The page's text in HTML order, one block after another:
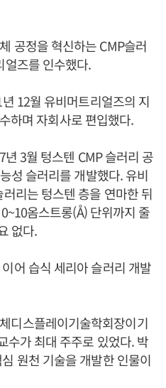
공정을 혁신하는 CMP슬러
얼즈를 인수했다.
12월 유비머트리얼즈의 지
하며 자회사로 편입했다.
3월 텅스텐 CMP 슬러리 공
성 슬러리를 개발했다. 유비
리는 텅스텐 층을 연마한 뒤
옴스트롱(Å) 단위까지 줄
없다.
어 습식 세리아 슬러리 개발
디스플레이기술학회장이기
수가 최대 주주로 있었다. 박
원천 기술을 개발한 인물이